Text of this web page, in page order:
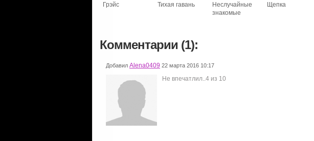
Грэйс
Тихая гавань
Неслучайные
знакомые
Щепка
Комментарии (1):
Добавил Alena0409 22 марта 2016 10:17
Не впечатлил..4 из 10